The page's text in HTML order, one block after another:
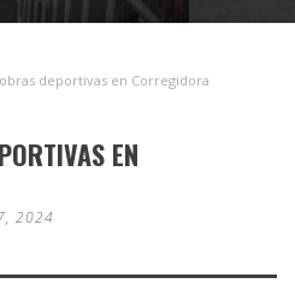
deportivas en Corregidora
EN
2024